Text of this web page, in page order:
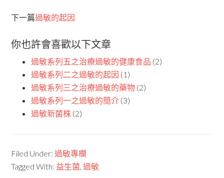
下一篇過敏的起因
你也許會喜歡以下文章
過敏系列五之治療過敏的健康食品 (2)
過敏系列二之過敏的起因 (1)
過敏系列三之治療過敏的藥物 (2)
過敏系列一之過敏的簡介 (3)
過敏新菌株 (2)
Filed Under:過敏專欄
Tagged With: 益生菌,過敏